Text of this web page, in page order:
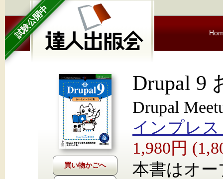
試験公開中
Drupal 9
Drupal
インプレス
1,980円
本書はオー